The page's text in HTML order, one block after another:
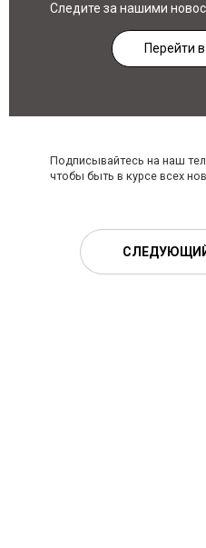
Следите за нашими
Перейти
Подписывайтесь на наш
чтобы быть в курсе всех